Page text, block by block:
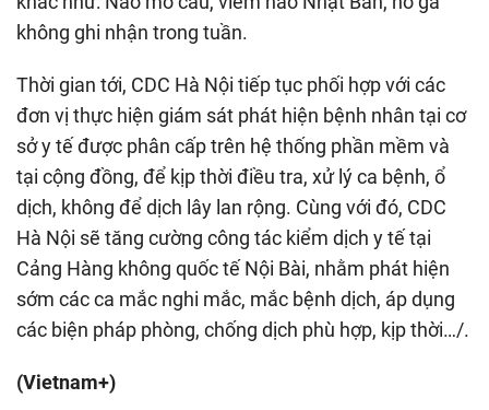
không ghi nhận trong tuần.
Thời gian tới, CDC Hà Nội tiếp tục phối hợp với các
đơn vị thực hiện giám sát phát hiện bệnh nhân tại cơ
sở y tế được phân cấp trên hệ thống phần mềm và
tại cộng đồng, để kịp thời điều tra, xử lý ca bệnh, ổ
dịch, không để dịch lây lan rộng. Cùng với đó, CDC
Hà Nội sẽ tăng cường công tác kiểm dịch y tế tại
Cảng Hàng không quốc tế Nội Bài, nhằm phát hiện
sớm các ca mắc nghi mắc, mắc bệnh dịch, áp dụng
các biện pháp phòng, chống dịch phù hợp, kịp thời…/.
(Vietnam+)